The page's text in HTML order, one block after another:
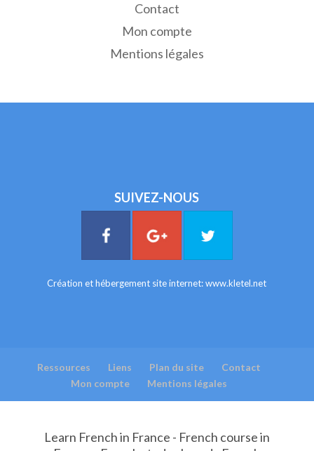
Contact
Mon compte
Mentions légales
SUIVEZ-NOUS
Création et hébergement site internet:www.kletel.net
Ressources Liens Plan du site
Contact
Mon compte
Mentions légales
Learn French in France - French course in